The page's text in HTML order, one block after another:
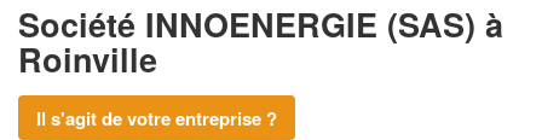
Société INNOENERGIE (SAS) à
Roinville
Il s'agit de votre entreprise ?